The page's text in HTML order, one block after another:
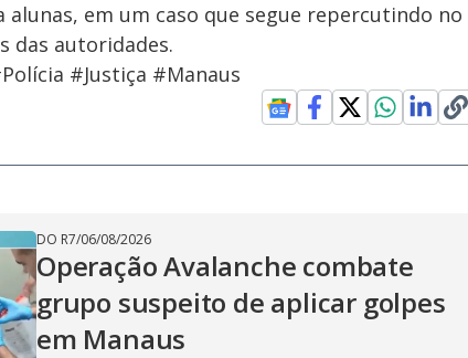
em um caso que segue repercutindo no
das autoridades.
#Justiça #Manaus
DO R7/06/08/2026
Operação Avalanche combate
grupo suspeito de aplicar golpes
em Manaus